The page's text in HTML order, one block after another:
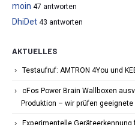
moin 47 antworten
DhiDet 43 antworten
AKTUELLES
Testaufruf: AMTRON 4You und
cFos Power Brain Wallboxen
Produktion – wir prüfen
Experimentelle